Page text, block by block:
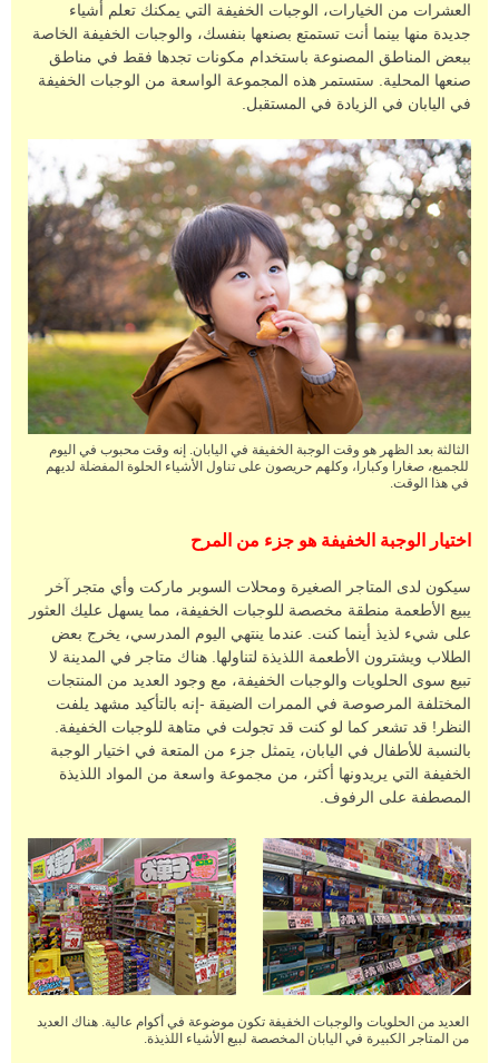
العشرات من الخيارات، الوجبات الخفيفة التي يمكنك تعلم أشياء
جديدة منها بينما أنت تستمتع بصنعها بنفسك، والوجبات الخفيفة الخاصة
ببعض المناطق المصنوعة باستخدام مكونات تجدها فقط في مناطق
صنعها المحلية. ستستمر هذه المجموعة الواسعة من الوجبات الخفيفة
في اليابان في الزيادة في المستقبل.
الثالثة بعد الظهر هو وقت الوجبة الخفيفة في اليابان. إنه وقت محبوب في اليوم
للجميع، صغارا وكبارا، وكلهم حريصون على تناول الأشياء الحلوة المفضلة لديهم
في هذا الوقت.
اختيار الوجبة الخفيفة هو جزء من المرح
سيكون لدى المتاجر الصغيرة ومحلات السوبر ماركت وأي متجر آخر
يبيع الأطعمة منطقة مخصصة للوجبات الخفيفة، مما يسهل عليك العثور
على شيء لذيذ أينما كنت. عندما ينتهي اليوم المدرسي، يخرج بعض
الطلاب ويشترون الأطعمة اللذيذة لتناولها. هناك متاجر في المدينة لا
تبيع سوى الحلويات والوجبات الخفيفة، مع وجود العديد من المنتجات
المختلفة المرصوصة في الممرات الضيقة -إنه بالتأكيد مشهد يلفت
النظر! قد تشعر كما لو كنت قد تجولت في متاهة للوجبات الخفيفة.
بالنسبة للأطفال في اليابان، يتمثل جزء من المتعة في اختيار الوجبة
الخفيفة التي يريدونها أكثر، من مجموعة واسعة من المواد اللذيذة
المصطفة على الرفوف.
العديد من الحلويات والوجبات الخفيفة تكون موضوعة في أكوام عالية. هناك العديد
من المتاجر الكبيرة في اليابان المخصصة لبيع الأشياء اللذيذة.